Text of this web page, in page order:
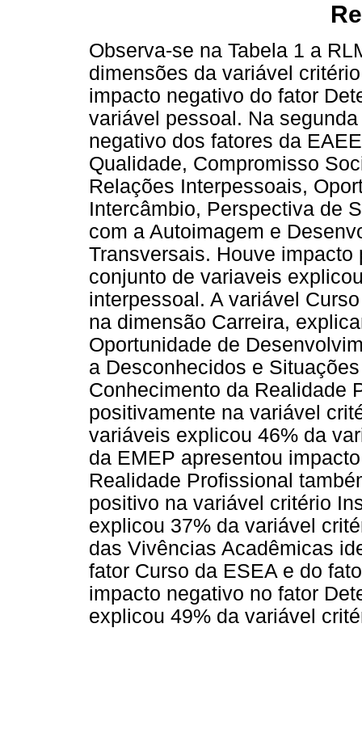
Observa-se na Tabela 1 a
dimensões da variável
impacto negativo do fator
variável pessoal. Na
negativo dos fatores da
Qualidade, Compromisso
Relações Interpessoais,
Intercâmbio, Perspectiva de
com a Autoimagem e
Transversais. Houve
conjunto de variaveis
interpessoal. A variável
na dimensão Carreira,
Oportunidade de
a Desconhecidos e
Conhecimento da Realidade
positivamente na variável
variáveis explicou 46% da
da EMEP apresentou
Realidade Profissional
positivo na variável critério
explicou 37% da variável
das Vivências Acadêmicas
fator Curso da ESEA e do
impacto negativo no fator
explicou 49% da variável